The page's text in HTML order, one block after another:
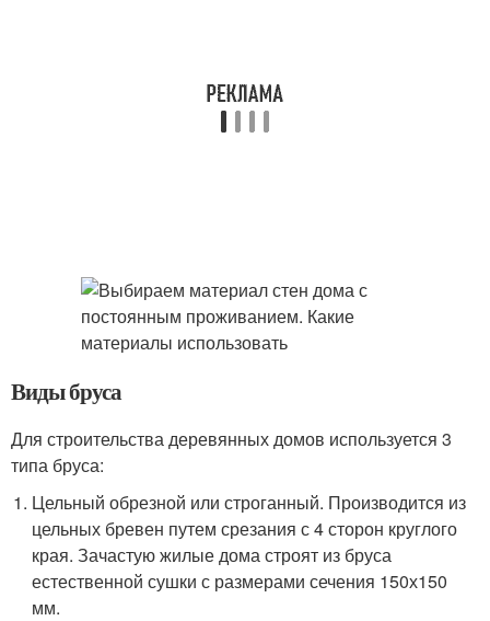
Виды бруса
Для строительства деревянных домов используется 3
типа бруса:
Цельный обрезной или строганный. Производится из
цельных бревен путем срезания с 4 сторон круглого
края. Зачастую жилые дома строят из бруса
естественной сушки с размерами сечения 150х150
мм.